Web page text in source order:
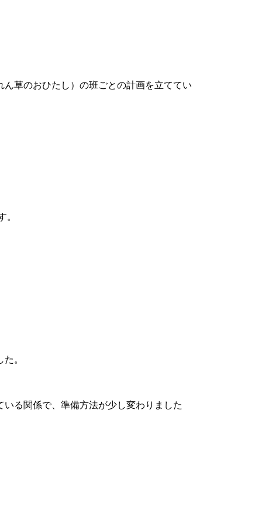
草のおひたし）の班ごとの計画を立ててい
。
。
る関係で、準備方法が少し変わりました